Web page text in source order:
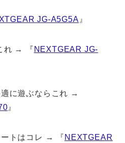
JG-A5G5A 』
れ → 『 NEXTGEAR JG-
に遊ぶならこれ →
』
ートはコレ → 『 NEXTGEAR